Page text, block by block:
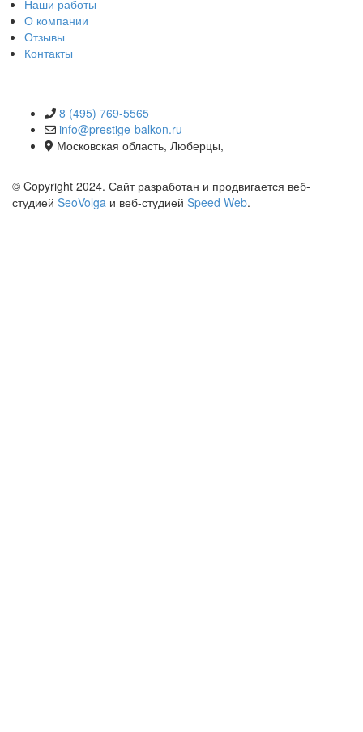
Наши работы
О компании
Отзывы
Контакты
8 (495) 769-5565
info@prestige-balkon.ru
Московская область, Люберцы,
© Copyright 2024. Сайт разработан и продвигается веб-
студией SeoVolga и веб-студией Speed Web.